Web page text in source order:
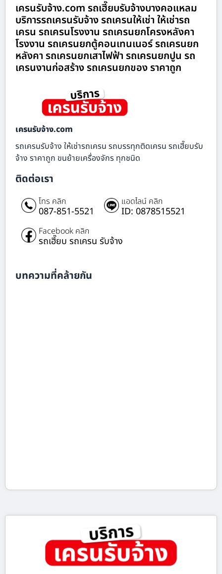
เครนรับจ้าง.com รถเฮี๊ยบรับจ้างบางคอแหลม
บริการรถเครนรับจ้าง รถเครนให้เช่า ให้เช่ารถ
เครน รถเครนโรงงาน รถเครนยกโครงหลังคา
โรงงาน รถเครนยกตู้คอนเทนเนอร์ รถเครนยก
หลังคา รถเครนยกเสาไฟฟ้า รถเครนยกปูน รถ
เครนงานก่อสร้าง รถเครนยกของ ราคาถูก
เครนรับจ้าง.com
รถเครนรับจ้าง ให้เช่ารถเครน รถบรรทุกติดเครน รถเฮี๊ยบรับ
จ้าง ราคาถูก ขนย้ายเครื่องจักร ทุกชนิด
ติดต่อเรา
โทร คลิก
087-851-5521
แอดไลน์ คลิก
ID: 0878515521
Facebook คลิก
รถเฮี๊ยบ รถเครน รับจ้าง
บทความที่คล้ายกัน